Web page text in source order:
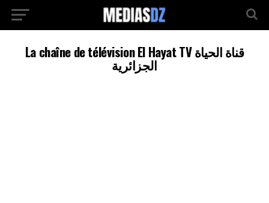
La chaîne de télévision El Hayat TV قناة الحياة
الجزائرية